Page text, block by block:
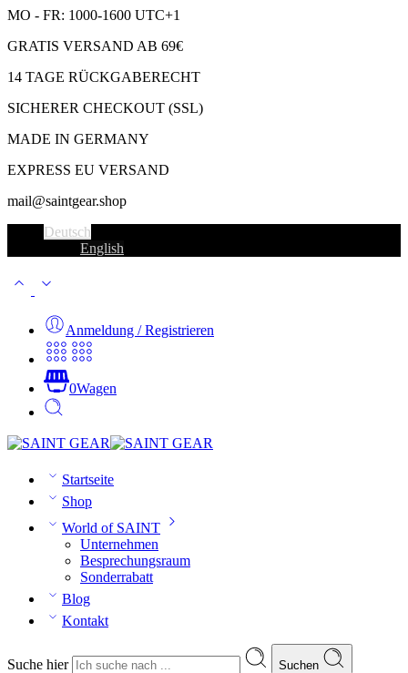
MO - FR: 1000-1600 UTC+1
GRATIS VERSAND AB 69€
14 TAGE RÜCKGABERECHT
SICHERER CHECKOUT (SSL)
MADE IN GERMANY
EXPRESS EU VERSAND
mail@saintgear.shop
Deutsch
English
Anmeldung / Registrieren
0Wagen
Startseite
Shop
World of SAINT
Unternehmen
Besprechungsraum
Sonderrabatt
Blog
Kontakt
Suche hier Suchen